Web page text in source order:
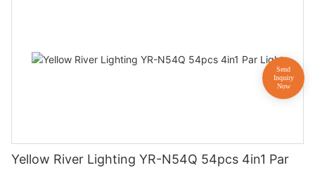
Yellow River Lighting YR-N54Q 54pcs 4in1 Par